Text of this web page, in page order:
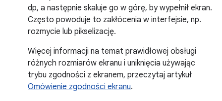
dp, a następnie skaluje go w górę, by wypełnił ekran.
Często powoduje to zakłócenia w interfejsie, np.
rozmycie lub pikselizację.
Więcej informacji na temat prawidłowej obsługi
różnych rozmiarów ekranu i uniknięcia używając
trybu zgodności z ekranem, przeczytaj artykuł
Omówienie zgodności ekranu.